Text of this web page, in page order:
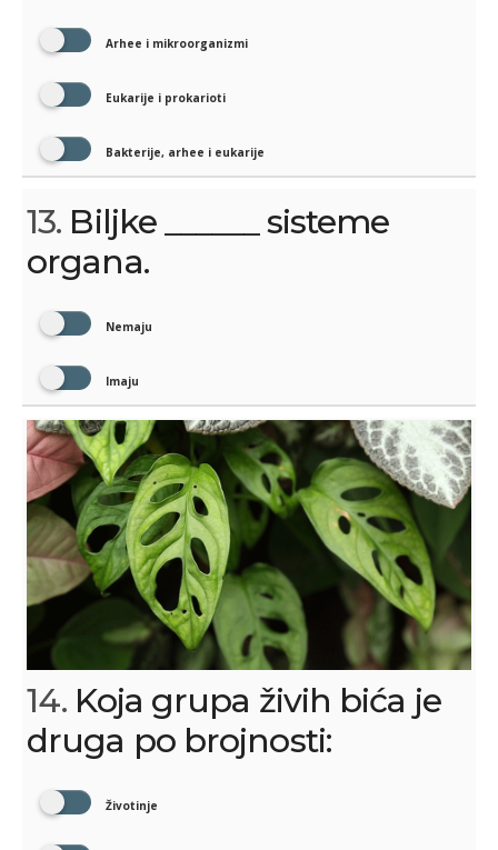
Arhee i mikroorganizmi
Eukarije i prokarioti
Bakterije, arhee i eukarije
13. Biljke ______ sisteme
organa.
Nemaju
Imaju
14. Koja grupa živih bića je
druga po brojnosti:
Životinje